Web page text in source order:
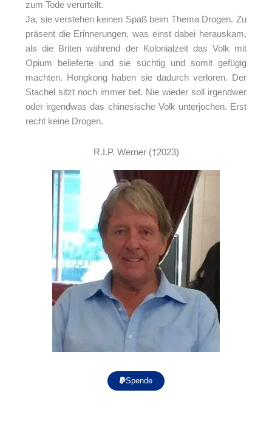
zum Tode verurteilt.
Ja, sie verstehen keinen Spaß beim Thema Drogen. Zu
präsent die Erinnerungen, was einst dabei herauskam,
als die Briten während der Kolonialzeit das Volk mit
Opium belieferte und sie süchtig und somit gefügig
machten. Hongkong haben sie dadurch verloren. Der
Stachel sitzt noch immer tief. Nie wieder soll irgendwer
oder irgendwas das chinesische Volk unterjochen. Erst
recht keine Drogen.
R.I.P. Werner (†2023)
Spende